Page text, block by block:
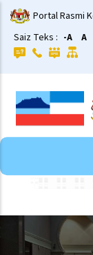
Skip
to
main
content
Portal Rasmi
Saiz Teks : -A A